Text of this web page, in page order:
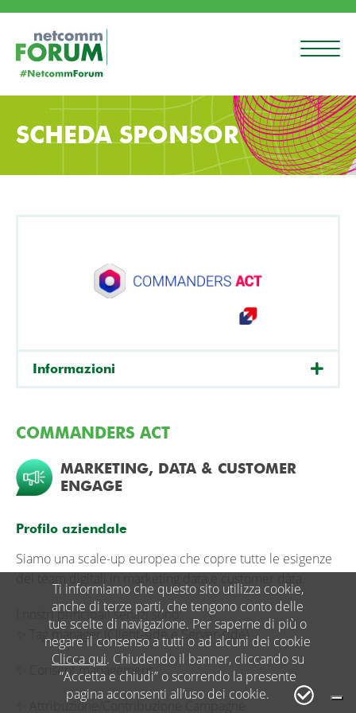
SCHEDA SPONSOR
Informazioni
COMMANDERS ACT
MARKETING, DATA & CUSTOMER
ENGAGE
Profilo aziendale
Siamo una scale-up europea che copre tutte le esigenze
dei team digitali in marketing data e customer data.
I nostri principali servizi sono:
✨ Tag manager (Client-side e Server-side)
✨ Consent management
✨ Attribuzione/Contribuzione Campagne
Ti informiamo che questo sito utilizza cookie,
anche di terze parti, che tengono conto delle
tue scelte di navigazione. Per saperne di più o
negare il consenso a tutti o ad alcuni dei cookie
Clicca qui. Chiudendo il banner, cliccando su
“Accetta e chiudi” o scorrendo la presente
pagina acconsenti all’uso dei cookie.